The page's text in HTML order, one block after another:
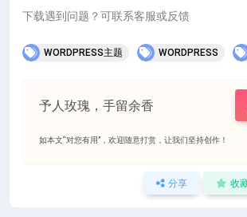
下载遇到问题？可联系客服或反馈
WORDPRESS主题 WORDPRESS
予人玫瑰，手留余香
如本文“对您有用”，欢迎随意打赏，让我们坚持创作！
分享 收